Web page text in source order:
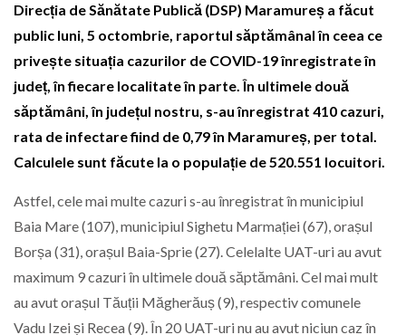
Direcția de Sănătate Publică (DSP) Maramureș a făcut
public luni, 5 octombrie, raportul săptămânal în ceea ce
privește situația cazurilor de COVID-19 înregistrate în
județ, în fiecare localitate în parte. În ultimele două
săptămâni, în județul nostru, s-au înregistrat 410 cazuri,
rata de infectare fiind de 0,79 în Maramureș, per total.
Calculele sunt făcute la o populație de 520.551 locuitori.
Astfel, cele mai multe cazuri s-au înregistrat în municipiul
Baia Mare (107), municipiul Sighetu Marmației (67), orașul
Borșa (31), orașul Baia-Sprie (27). Celelalte UAT-uri au avut
maximum 9 cazuri în ultimele două săptămâni. Cel mai mult
au avut orașul Tăuții Măgherăuș (9), respectiv comunele
Vadu Izei și Recea (9). În 20 UAT-uri nu au avut niciun caz în